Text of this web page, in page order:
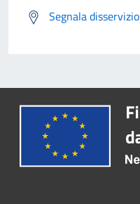
Segnala disservizio